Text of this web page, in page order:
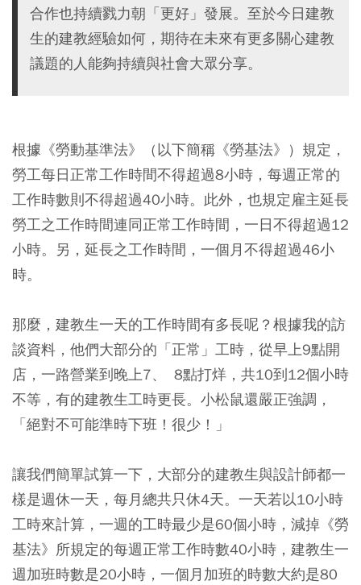
合作也持續戮力朝「更好」發展。至於今日建教
生的建教經驗如何，期待在未來有更多關心建教
議題的人能夠持續與社會大眾分享。
根據《勞動基準法》（以下簡稱《勞基法》）規定，
勞工每日正常工作時間不得超過8小時，每週正常的
工作時數則不得超過40小時。此外，也規定雇主延長
勞工之工作時間連同正常工作時間，一日不得超過12
小時。另，延長之工作時間，一個月不得超過46小
時。
那麼，建教生一天的工作時間有多長呢？根據我的訪
談資料，他們大部分的「正常」工時，從早上9點開
店，一路營業到晚上7、 8點打烊，共10到12個小時
不等，有的建教生工時更長。小松鼠還嚴正強調，
「絕對不可能準時下班！很少！」
讓我們簡單試算一下，大部分的建教生與設計師都一
樣是週休一天，每月總共只休4天。一天若以10小時
工時來計算，一週的工時最少是60個小時，減掉《勞
基法》所規定的每週正常工作時數40小時，建教生一
週加班時數是20小時，一個月加班的時數大約是80